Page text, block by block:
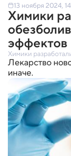
13 ноября 2024,
Химики
эффектов
Химики
Лекарство
иначе.